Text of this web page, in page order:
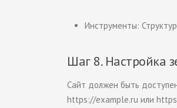
Инструменты:
Шаг 8. Настройка
Сайт должен быть
https://example.ru или